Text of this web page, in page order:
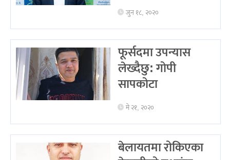
जुन १८, २०२०
फूर्सदमा उपन्यास
लेख्दैछु: गोपी
सापकोटा
मे २१, २०२०
बेलायतमा रोकिएका